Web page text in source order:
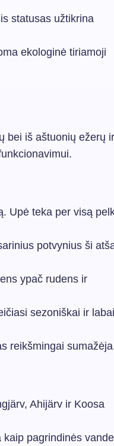
statusas užtikrina
ekologinė tiriamoji
bei iš aštuonių ežerų
Upė teka per visą
potvynius ši
ypač rudens ir
sezoniškai ir labai
reikšmingai
Ahijärv ir Koosa
pagrindinės